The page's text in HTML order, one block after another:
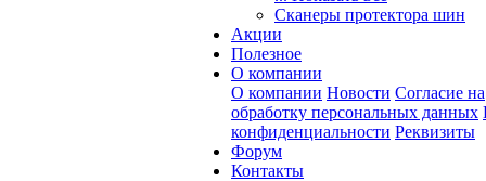
Сканеры протектора шин
Акции
Полезное
О компании
О компании Новости Согласие на
обработку персональных данных
конфиденциальности Реквизиты
Форум
Контакты